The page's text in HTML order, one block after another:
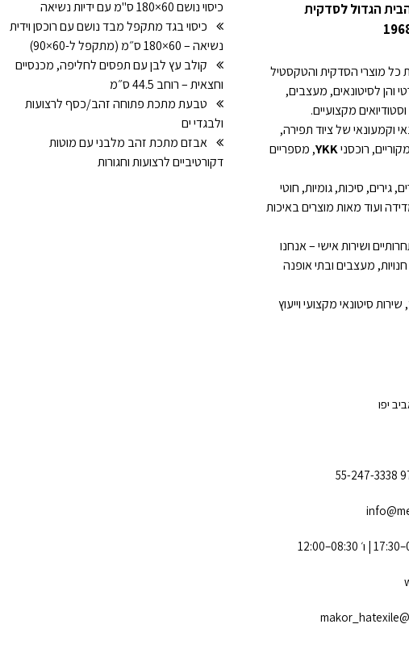
הגדול לסדקית
מוצרי הסדקית והטקסטיל
והן לסיטונאים, מעצבים,
מקצועיים.
וקמעונאי של ציוד תפירה,
מקוריים, רוכסניYKK, מספריים
גירים, סיכות, גומיות, חוטי
ועוד מאות מוצרים באיכות
ושירות אישי – אנחנו
מעצבים ובתי אופנה
סיטונאי מקצועי וייעוץ
@makor_hatexile
כיסוי נושם 60×180 ס"מ עם ידיות נשיאה
כיסוי בגד מתקפל מבד נושם עם רוכסן וידית
נשיאה – 60×180 ס״מ (מתקפל ל-60×90)
קולב עץ לבן עם תפסים לחליפה, מכנסיים
וחצאית – רוחב 44.5 ס״מ
טבעת מתכת פתוחה זהב/כסף לרצועות
ולבגדי ים
אבזם מתכת זהב מלבני עם מוטות
דקורטיביים לרצועות וחגורות